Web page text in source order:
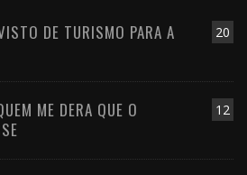
20
DE TURISMO PARA A
12
ME DERA QUE O